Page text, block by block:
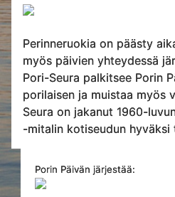
Perinneruokia on päästy
myös päivien yhteydessä
Pori-Seura palkitsee Porin
porilaisen ja muistaa myös
Seura on jakanut 1960-
-mitalin kotiseudun
Porin Päivän järjestää: